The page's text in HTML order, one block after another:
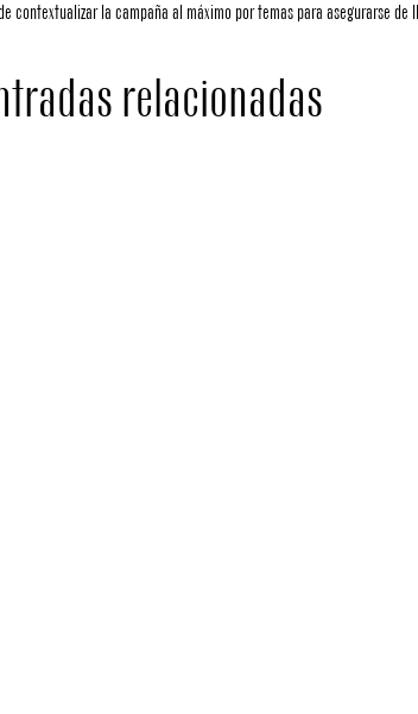
contextualizar la campaña al máximo por temas para asegurarse
relacionadas